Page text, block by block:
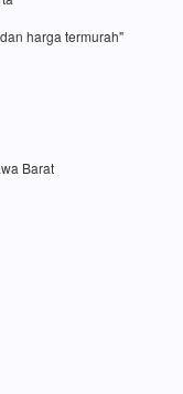
harga termurah"
Barat